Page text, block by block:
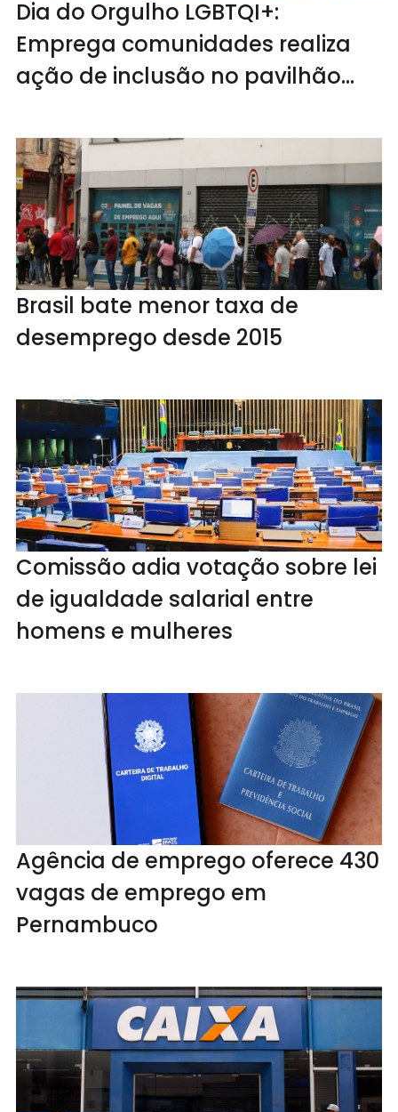
Dia do Orgulho LGBTQI+:
Emprega comunidades realiza
ação de inclusão no pavilhão
Brasil bate menor taxa de
desemprego desde 2015
Comissão adia votação sobre lei
de igualdade salarial entre
homens e mulheres
Agência de emprego oferece 430
vagas de emprego em
Pernambuco